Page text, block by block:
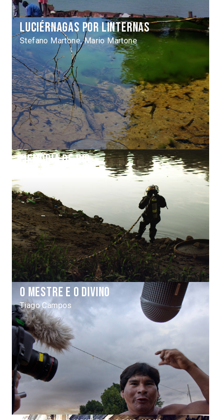
Luciérnagas por linternas
Stefano Martone, Mario Martone
Memória de rio
O mestre e o divino
Tiago Campos